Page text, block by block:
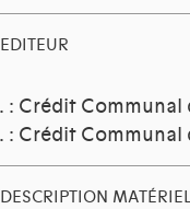
EDITEUR
: Crédit Communal
: Crédit Communal
DESCRIPTION